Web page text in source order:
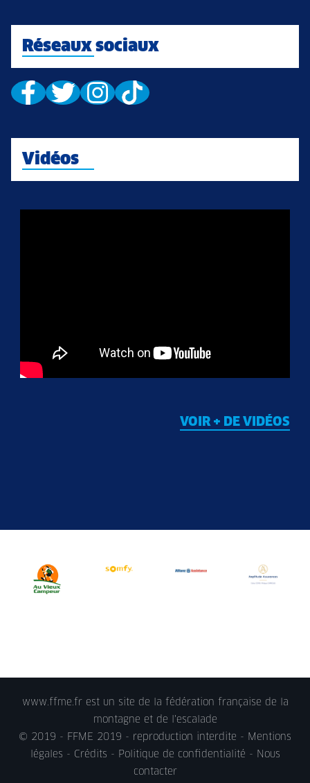
Réseaux sociaux
Vidéos
VOIR + DE VIDÉOS
www.ffme.fr est un site de la fédération française de la
montagne et de l'escalade
© 2019 - FFME 2019 - reproduction interdite - Mentions
légales - Crédits - Politique de confidentialité -
Nous
contacter